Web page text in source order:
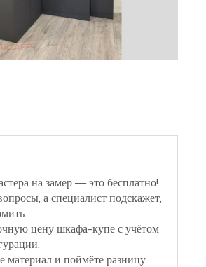
на замер — это бесплатно!
а специалист подскажет,
цену шкафа-купе с учётом
и поймёте разницу.